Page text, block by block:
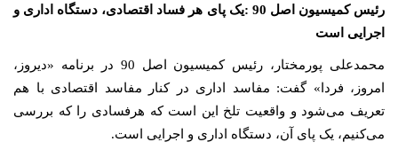
رئیس کمیسیون اصل 90 :یک پای هر فساد اقتصادی، دستگاه اداری و
اجرایی است
محمدعلی پورمختار، رئیس کمیسیون اصل 90 در برنامه «دیروز،
امروز، فردا» گفت: مفاسد اداری در کنار مفاسد اقتصادی با هم
تعریف می‌شود و واقعیت تلخ این است که هرفسادی را که بررسی
می‌کنیم، یک پای آن، دستگاه اداری و اجرایی است.